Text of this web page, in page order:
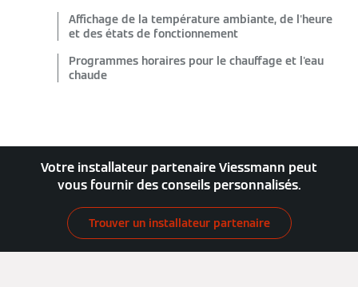
Affichage de la température ambiante, de l'heure
et des états de fonctionnement
Programmes horaires pour le chauffage et l'eau
chaude
Votre installateur partenaire Viessmann peut
vous fournir des conseils personnalisés.
Trouver un installateur partenaire